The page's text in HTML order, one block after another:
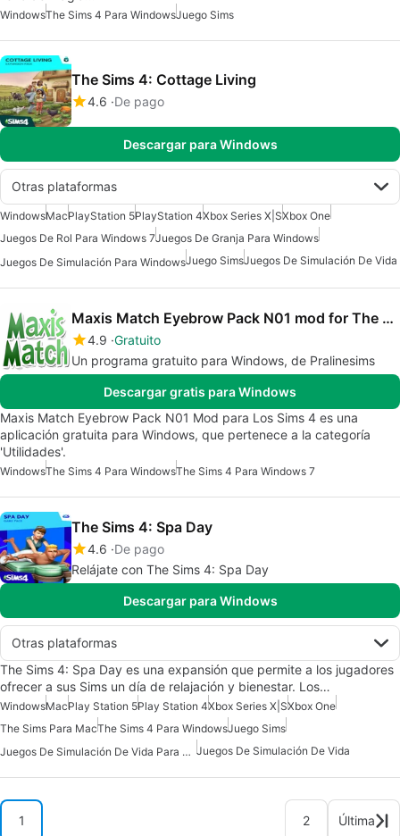
WindowsThe Sims 4 Para WindowsJuego Sims
The Sims 4: Cottage Living
4.6 De pago
Descargar para Windows
Otras plataformas
WindowsMacPlayStation 5PlayStation 4Xbox Series X|SXbox One
Juegos De Rol Para Windows 7Juegos De Granja Para Windows
Juegos De Simulación Para WindowsJuego SimsJuegos De Simulación De Vida
Maxis Match Eyebrow Pack N01 mod for The Sims 4
4.9 Gratuito
Un programa gratuito para Windows, de Pralinesims
Descargar gratis para Windows
Maxis Match Eyebrow Pack N01 Mod para Los Sims 4 es una
aplicación gratuita para Windows, que pertenece a la categoría
'Utilidades'.
WindowsThe Sims 4 Para WindowsThe Sims 4 Para Windows 7
The Sims 4: Spa Day
4.6 De pago
Relájate con The Sims 4: Spa Day
Descargar para Windows
Otras plataformas
The Sims 4: Spa Day es una expansión que permite a los jugadores
ofrecer a sus Sims un día de relajación y bienestar. Los…
WindowsMacPlay Station 5Play Station 4Xbox Series X|SXbox One
The Sims Para MacThe Sims 4 Para WindowsJuego Sims
Juegos De Simulación De Vida Para Mac Juegos De Simulación De Vida
1 2 Última